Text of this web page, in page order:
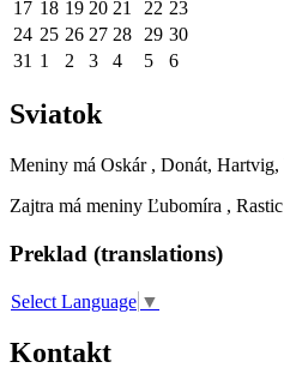
17 18 19 20 21 22 23
24 25 26 27 28 29 30
31 1 2 3 4 5 6
Sviatok
Meniny má Oskár , Donát,
Zajtra má meniny Ľubomíra , Rastic
Preklad (translations)
Select Language ▼
Kontakt